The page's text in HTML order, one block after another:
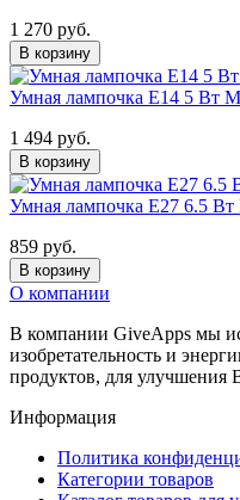
1 270 руб.
В корзину
Умная лампочка E14 5 Вт
1 494 руб.
В корзину
Умная лампочка E27 6.5 Вт
859 руб.
В корзину
О компании
В компании GiveApps мы
изобретательность и
продуктов, для
Информация
Политика
Категории товаров